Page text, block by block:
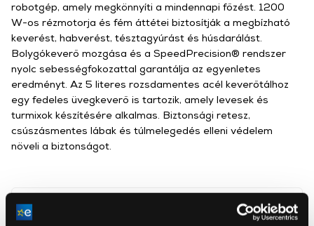
robotgép, amely megkönnyíti a mindennapi főzést. 1200
W-os rézmotorja és fém áttétei biztosítják a megbízható
keverést, habverést, tésztagyúrást és húsdarálást.
Bolygókeverő mozgása és a SpeedPrecision® rendszer
nyolc sebességfokozattal garantálja az egyenletes
eredményt. Az 5 literes rozsdamentes acél keverőtálhoz
egy fedeles üvegkeverő is tartozik, amely levesek és
turmixok készítésére alkalmas. Biztonsági retesz,
csúszásmentes lábak és túlmelegedés elleni védelem
növeli a biztonságot.